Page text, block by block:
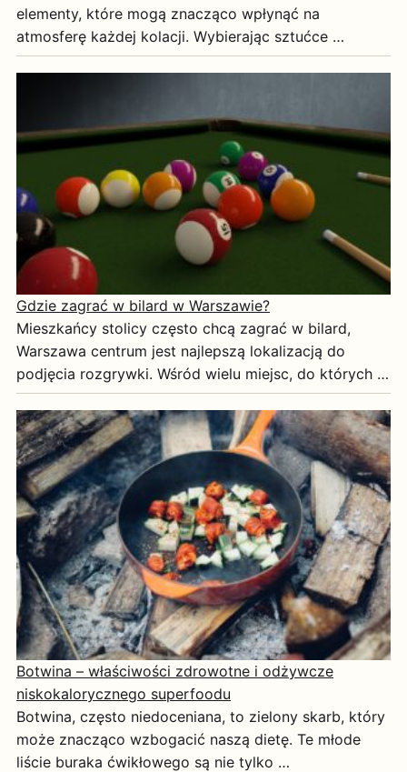
elementy, które mogą znacząco wpłynąć na
atmosferę każdej kolacji. Wybierając sztućce …
Gdzie zagrać w bilard w Warszawie?
Mieszkańcy stolicy często chcą zagrać w bilard,
Warszawa centrum jest najlepszą lokalizacją do
podjęcia rozgrywki. Wśród wielu miejsc, do których …
Botwina – właściwości zdrowotne i odżywcze
niskokalorycznego superfoodu
Botwina, często niedoceniana, to zielony skarb, który
może znacząco wzbogacić naszą dietę. Te młode
liście buraka ćwikłowego są nie tylko …